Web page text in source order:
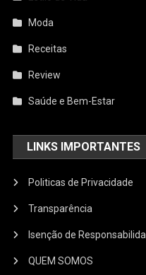
Moda
Receitas
Review
Saúde e Bem-Estar
LINKS IMPORTANTES
Politicas de Privacidade
Transparência
Isenção de
QUEM SOMOS